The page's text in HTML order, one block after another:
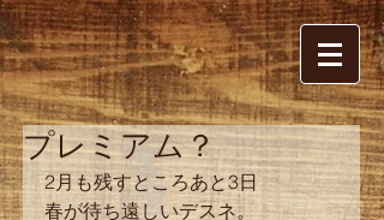
プレミアム？
2月も残すところあと3日
春が待ち遠しいデスネ。